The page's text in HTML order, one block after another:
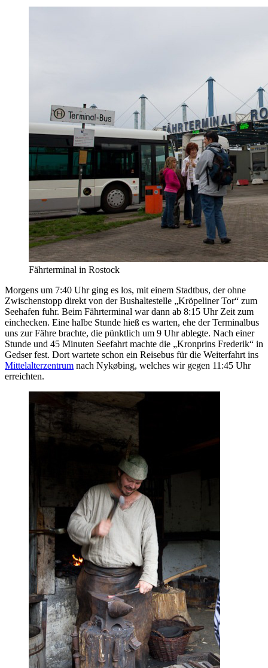
Fährterminal in Rostock
Morgens um 7:40 Uhr ging es los, mit einem Stadtbus, der ohne
Zwischenstopp direkt von der Bushaltestelle „Kröpeliner Tor“ zum
Seehafen fuhr. Beim Fährterminal war dann ab 8:15 Uhr Zeit zum
einchecken. Eine halbe Stunde hieß es warten, ehe der Terminalbus
uns zur Fähre brachte, die pünktlich um 9 Uhr ablegte. Nach einer
Stunde und 45 Minuten Seefahrt machte die „Kronprins Frederik“ in
Gedser fest. Dort wartete schon ein Reisebus für die Weiterfahrt ins
Mittelalterzentrum nach Nykøbing, welches wir gegen 11:45 Uhr
erreichten.